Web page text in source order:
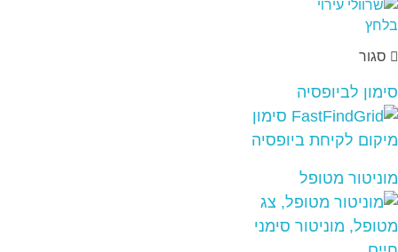
סגור
סימון לביופסיה
מוניטור מטופל